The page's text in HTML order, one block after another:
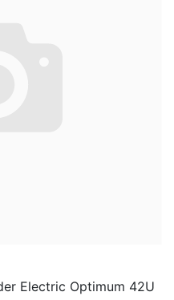
Electric Optimum 42U